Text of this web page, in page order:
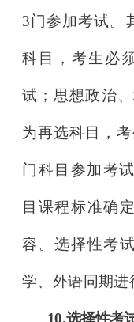
3门参加考试。
科目，考生必
试；思想政治
为再选科目，
门科目参加考
目课程标准确
容。选择性考
学、外语同期进
10.选择性考